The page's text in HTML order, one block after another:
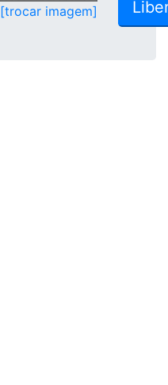
[trocar imagem]